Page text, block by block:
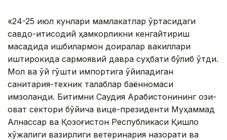
«24-25 июл кунлари мамлакатлар ўртасидаги
савдо-иқтисодий ҳамкорликни кенгайтириш
мақсадида ишбилармон доиралар вакиллари
иштирокида сармоявий давра суҳбати бўлиб ўтди.
Мол ва қўй гўшти импортига қўйиладиган
санитария-техник талаблар баённомаси
имзоланди. Битимни Саудия Арабистонининг озиқ-
овқат сектори бўйича вице-президенти Муҳаммад
Алнассар ва Қозоғистон Республикаси Қишлоқ
хўжалиги вазирлиги ветеринария назорати ва